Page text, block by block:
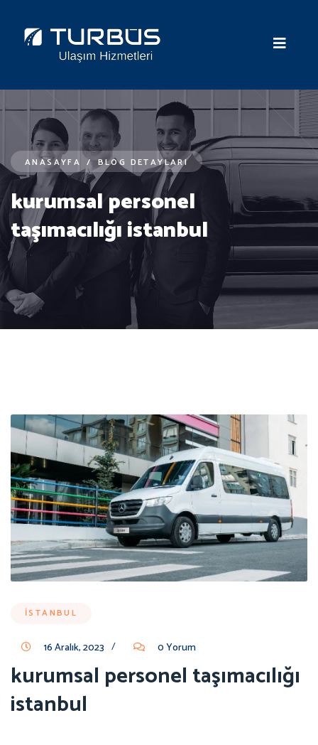
ANASAYFA / BLOG DETAYLARI
kurumsal personel
taşımacılığı istanbul
İSTANBUL
16 Aralık, 2023 / 0 Yorum
kurumsal personel taşımacılığı
istanbul